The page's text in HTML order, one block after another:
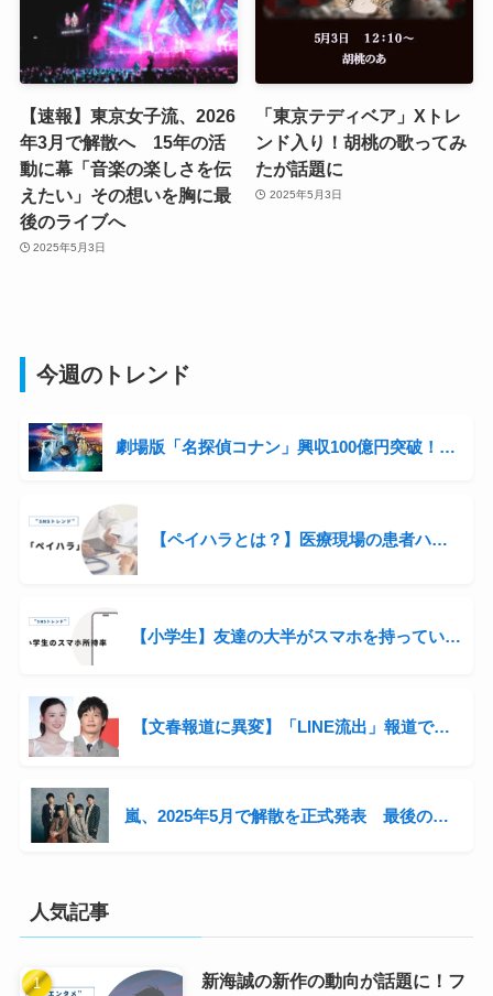
【速報】東京女子流、2026
年3月で解散へ 15年の活
動に幕「音楽の楽しさを伝
えたい」その想いを胸に最
後のライブへ
2025年5月3日
「東京テディベア」Xトレ
ンド入り！胡桃の歌ってみ
たが話題に
2025年5月3日
今週のトレンド
劇場版「名探偵コナン」興収100億円突破！シリーズ3年連続の快挙と青山剛昌の収入事情に迫る
【ペイハラとは？】医療現場の患者ハラスメントが話題に
【小学生】友達の大半がスマホを持っている。自分の子にも持たせるべき？
【文春報道に異変】「LINE流出」報道で炎上 週刊文春は今後どうなる？
嵐、2025年5月で解散を正式発表 最後の全国ツアー開催へ「感謝を直接伝えたい」
人気記事
新海誠の新作の動向が話題に！フ